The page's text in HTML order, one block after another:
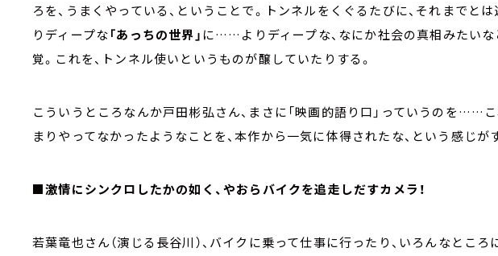
ろを、うまくやっている、ということで。トンネルをくぐるたびに、それまでとは
りディープな「あっちの世界」 に……よりディープな、なにか社会の真相みたい
覚。これを、トンネル使いというものが醸していたりする。
こういうところなんか戸田彬弘さん、まさに「映画的語り口」っていうのを……
まりやってなかったようなことを、本作から一気に体得されたな、という感じが
■激情にシンクロしたかの如く、やおらバイクを追走しだすカメラ！
若葉竜也さん（演じる長谷川）、バイクに乗って仕事に行ったり、いろんなところ